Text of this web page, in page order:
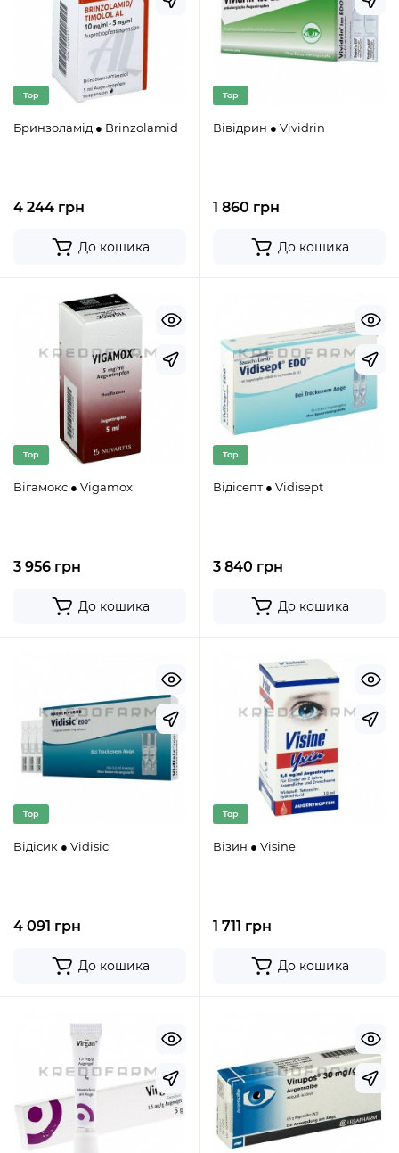
Top
Бринзоламід ● Brinzolamid
4 244 грн
До кошика
Top
Вівідрин ● Vividrin
1 860 грн
До кошика
Top
Вігамокс ● Vigamox
3 956 грн
До кошика
Top
Відісепт ● Vidisept
3 840 грн
До кошика
Top
Відісик ● Vidisic
4 091 грн
До кошика
Top
Візин ● Visine
1 711 грн
До кошика